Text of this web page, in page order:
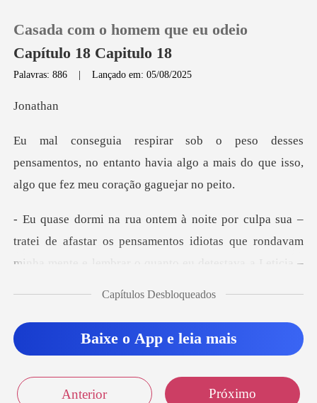
Loja
Histórico
Sair
Casada com o homem que eu odeio
Capítulo 18 Capitulo 18
Palavras: 886 |Lançado em: 05/08/2025
na
samentos, no entanto havia algo a mais do que i
fastar os pensamentos idiotas que rondavam
minha mente e lembrar
Capítulos Desbloqueados
Baixe o App e leia mais
Anterior Próximo